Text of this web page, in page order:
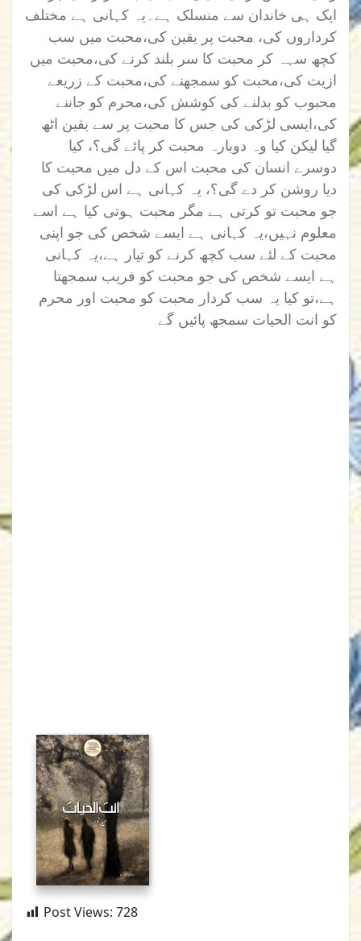
ایک ہی خاندان سے منسلک ہے۔یہ کہانی ہے مختلف
کرداروں کی، محبت پر یقین کی،محبت میں سب
کچھ سہہ کر محبت کا سر بلند کرنے کی،محبت میں
ازیت کی،محبت کو سمجھنے کی،محبت کے زریعے
محبوب کو بدلنے کی کوشش کی،محرم کو جاننے
کی،ایسی لڑکی کی جس کا محبت پر سے یقین اٹھ
گیا لیکن کیا وہ دوبارہ محبت کر پائے گی؟، کیا
دوسرے انسان کی محبت اس کے دل میں محبت کا
دیا روشن کر دے گی؟، یہ کہانی ہے اس لڑکی کی
جو محبت تو کرتی ہے مگر محبت ہوتی کیا ہے اسے
معلوم نہیں،یہ کہانی ہے ایسے شخص کی جو اپنی
محبت کے لئے سب کچھ کرنے کو تیار ہے،یہ کہانی
ہے ایسے شخص کی جو محبت کو فریب سمجھتا
ہے،تو کیا یہ سب کردار محبت کو محبت اور محرم
کو انت الحیات سمجھ پائیں گے
Post Views: 728